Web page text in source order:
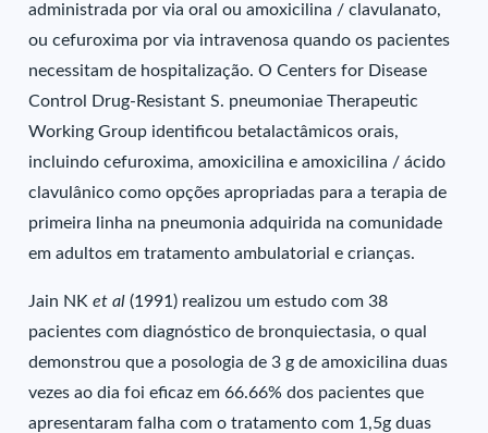
administrada por via oral ou amoxicilina / clavulanato,
ou cefuroxima por via intravenosa quando os pacientes
necessitam de hospitalização. O Centers for Disease
Control Drug-Resistant S. pneumoniae Therapeutic
Working Group identificou betalactâmicos orais,
incluindo cefuroxima, amoxicilina e amoxicilina / ácido
clavulânico como opções apropriadas para a terapia de
primeira linha na pneumonia adquirida na comunidade
em adultos em tratamento ambulatorial e crianças.
Jain NK et al (1991) realizou um estudo com 38
pacientes com diagnóstico de bronquiectasia, o qual
demonstrou que a posologia de 3 g de amoxicilina duas
vezes ao dia foi eficaz em 66.66% dos pacientes que
apresentaram falha com o tratamento com 1,5g duas